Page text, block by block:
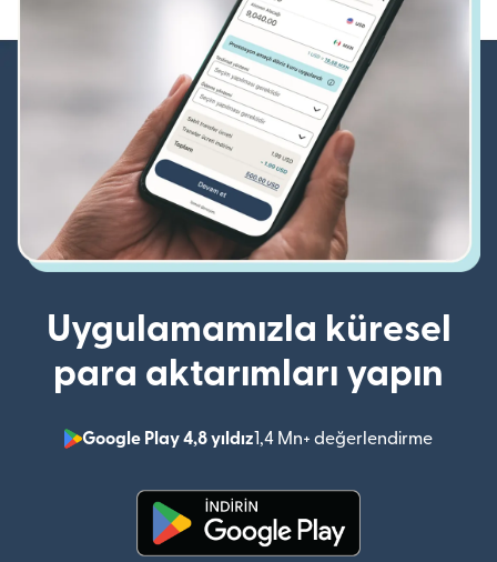
Uygulamamızla küresel
para aktarımları yapın
Google Play 4,8 yıldız1,4 Mn+ değerlendirme